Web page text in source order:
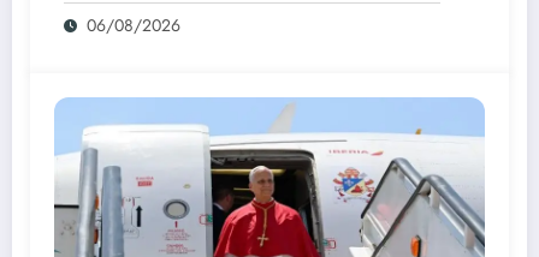
06/08/2026